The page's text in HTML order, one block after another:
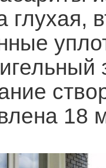
глухая,
18